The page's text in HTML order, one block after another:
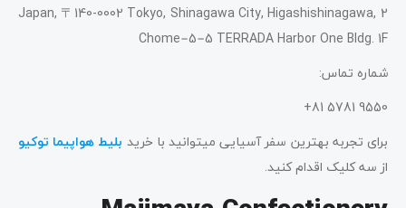
Japan, 〒140-0002 Tokyo, Shinagawa City, Higashishinagawa, 2
Chome−5−5 TERRADA Harbor One Bldg. 1F
شماره تماس:
9550 5781 81+
برای تجربه بهترین سفر آسیایی میتوانید با خرید بلیط هواپیما توکیو
از سه کلیک اقدام کنید.